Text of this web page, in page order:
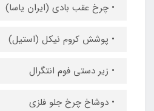
• چرخ عقب بادی (ایران یاسا)
• پوشش کروم نیکل (استیل)
• زیر دستی فوم انتگرال
• دوشاخ چرخ جلو فلزی